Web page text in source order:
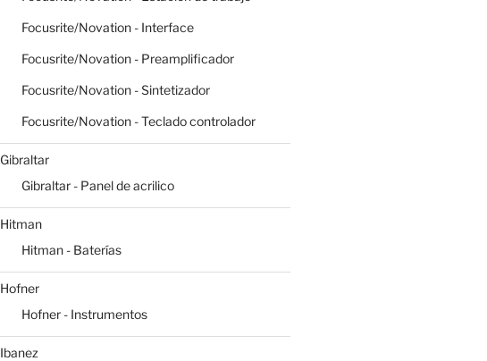
Focusrite/Novation - Interface
Focusrite/Novation - Preamplificador
Focusrite/Novation - Sintetizador
Focusrite/Novation - Teclado controlador
Gibraltar
Gibraltar - Panel de acrilico
Hitman
Hitman - Baterías
Hofner
Hofner - Instrumentos
Ibanez